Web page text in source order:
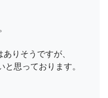
りそうですが、
思っております。